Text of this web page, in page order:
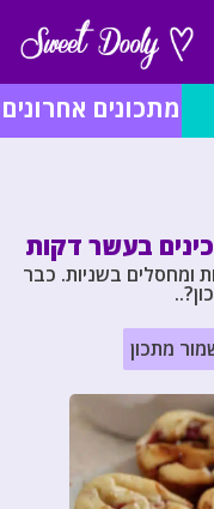
מתכונים אחרונים
בעשר דקות
ומחסלים בשניות. כבר
מתכון